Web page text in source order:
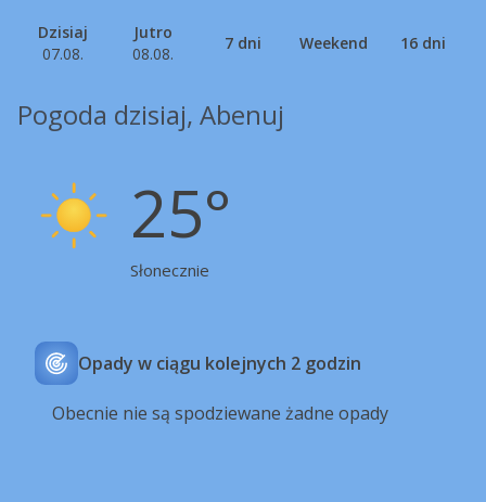
Dzisiaj
07.08.
Jutro
08.08.
7 dni Weekend 16 dni
Pogoda dzisiaj, Abenuj
25°
Słonecznie
Opady w ciągu kolejnych 2 godzin
Obecnie nie są spodziewane żadne opady